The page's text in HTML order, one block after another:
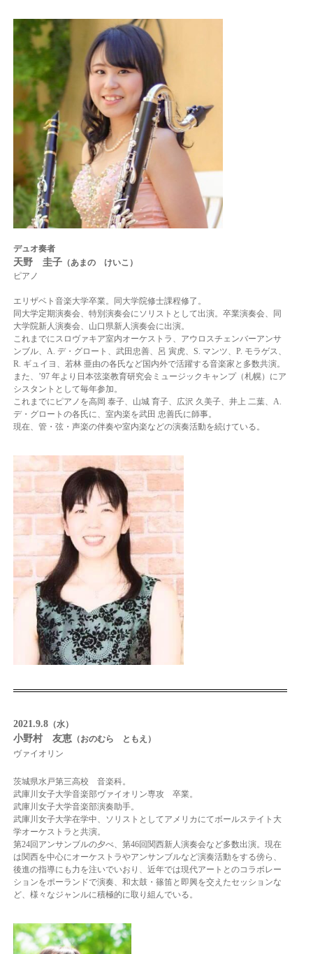
デュオ奏者
天野 圭子（あまの けいこ）
ピアノ
エリザベト音楽大学卒業。同大学院修士課程修了。
同大学定期演奏会、特別演奏会にソリストとして出演。卒業演奏会、同
大学院新人演奏会、山口県新人演奏会に出演。
これまでにスロヴァキア室内オーケストラ、アウロスチェンバーアンサ
ンブル、A. デ・ グロート、武田忠善、呂 寅虎、S. マンツ、P. モラゲス、
R. ギュイヨ、若林 亜由の各氏など国内外で活躍する音楽家と多数共演。
また、’97 年より日本弦楽教育研究会ミュージックキャンプ（札幌）にア
シスタントとして毎年参加。
これまでにピアノを高岡 泰子、山城 育子、広沢 久美子、井上 二葉、A.
デ・グロート の各氏に、室内楽を武田 忠善氏に師事。
現在、管・弦・声楽の伴奏や室内楽などの演奏活動を続けている。
2021.9.8（水）
小野村 友恵（おのむら ともえ）
ヴァイオリン
茨城県水戸第三高校 音楽科。
武庫川女子大学音楽部ヴァイオリン専攻 卒業。
武庫川女子大学音楽部演奏助手。
武庫川女子大学在学中、ソリストとしてアメリカにてボールステイト大
学オーケストラと共演。
第24回アンサンブルの夕べ、第46回関西新人演奏会など多数出演。 現在
は関西を中心にオーケストラやアンサンブルなど演奏活動をする傍ら、
後進の指導にも力を注いでいおり、近年では現代アートとのコラボレー
ションをポーランドで演奏、 和太鼓・篠笛と即興を交えたセッションな
ど、様々なジャンルに積極的に取り組んでいる。